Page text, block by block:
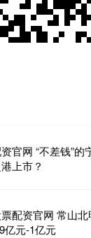
官网 “不差钱”
上市？
配资官网 常山
亿元-1亿元